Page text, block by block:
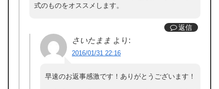
式のものをオススメします。
返信
さいたまま より:
2016/01/31 22:16
早速のお返事感激です！ありがとうございます！